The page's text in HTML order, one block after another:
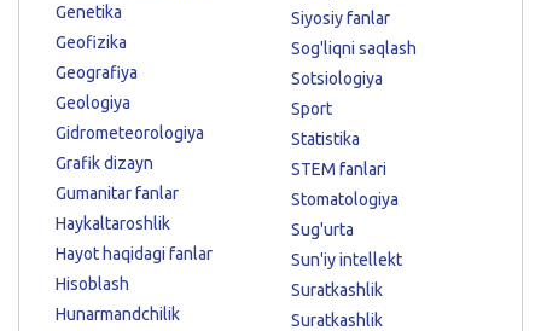
Genetika
Geofizika
Geografiya
Geologiya
Gidrometeorologiya
Grafik dizayn
Gumanitar fanlar
Haykaltaroshlik
Hayot haqidagi fanlar
Hisoblash
Hunarmandchilik
Siyosiy fanlar
Sog'liqni saqlash
Sotsiologiya
Sport
Statistika
STEM fanlari
Stomatologiya
Sug'urta
Sun'iy intellekt
Suratkashlik
Suratkashlik